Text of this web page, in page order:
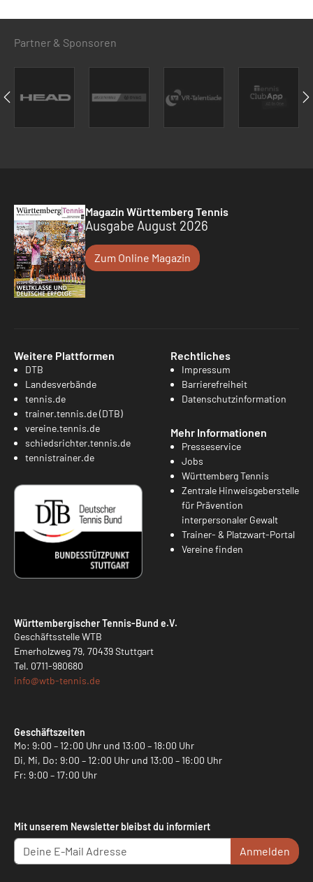
Partner & Sponsoren
Magazin Württemberg Tennis
Ausgabe August 2026
Zum Online Magazin
Weitere Plattformen
DTB
Landesverbände
tennis.de
trainer.tennis.de (DTB)
vereine.tennis.de
schiedsrichter.tennis.de
tennistrainer.de
Rechtliches
Impressum
Barrierefreiheit
Datenschutzinformation
Mehr Informationen
Presseservice
Jobs
Württemberg Tennis
Zentrale Hinweisgeberstelle
für Prävention
interpersonaler Gewalt
Trainer- & Platzwart-Portal
Vereine finden
Württembergischer Tennis-Bund e.V.
Geschäftsstelle WTB
Emerholzweg 79, 70439 Stuttgart
Tel. 0711-980680
info@wtb-tennis.de
Geschäftszeiten
Mo: 9:00 – 12:00 Uhr und 13:00 – 18:00 Uhr
Di, Mi, Do: 9:00 – 12:00 Uhr und 13:00 – 16:00 Uhr
Fr: 9:00 – 17:00 Uhr
Mit unserem Newsletter bleibst du informiert
Anmelden